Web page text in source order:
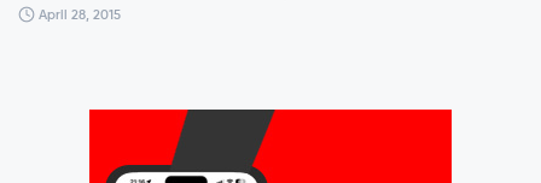
April 28, 2015